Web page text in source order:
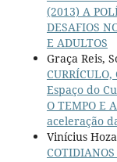
(2013) A
DESAFIOS
E ADULTOS
Graça Reis,
CURRÍCULO,
Espaço do
O TEMPO E
aceleração
Vinícius
COTIDIANOS